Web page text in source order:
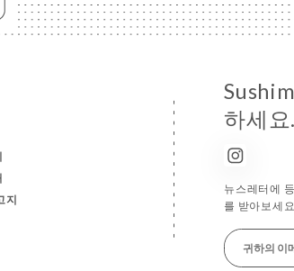
지
하세요.
뉴스레터에
를 받아보세